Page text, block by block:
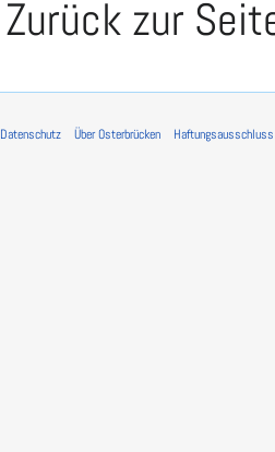
Zurück zur
Datenschutz Über Osterbrücken Haftungsausschluss